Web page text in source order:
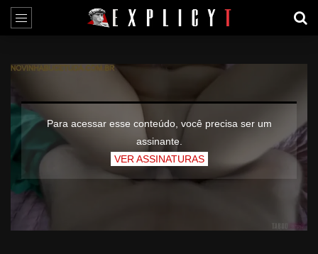
Para acessar esse conteúdo, você precisa ser um
assinante.
VER ASSINATURAS